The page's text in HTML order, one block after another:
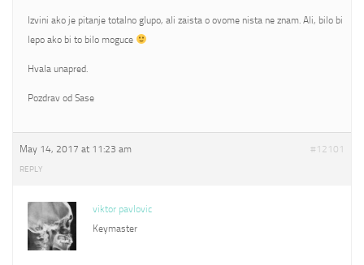
Izvini ako je pitanje totalno glupo, ali zaista o ovome nista ne znam. Ali, bilo bi
lepo ako bi to bilo moguce
Hvala unapred.
Pozdrav od Sase
May 14, 2017 at 11:23 am #12101
REPLY
viktor pavlovic
Keymaster